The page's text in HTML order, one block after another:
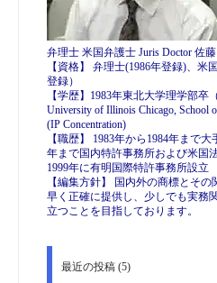
弁理士 米国弁護士 Juris Doctor 佐
【資格】 弁理士(1986年登録)、米
登録）
【学歴】1983年東北大学理学部卒
University of Illinois Chicago, School
(IP Concentration)
【職歴】 1983年から1984年まで
年まで国内特許事務所および米国
1999年に有明国際特許事務所設立
【編集方針】 国内外の商標とそ
早く正確に提供し、少しでも実務
立つことを目指しております。
最近の投稿 (5)